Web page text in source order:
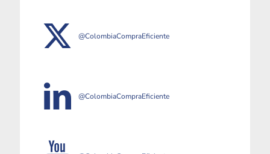
@ColombiaCompraEficiente
@ColombiaCompraEficiente